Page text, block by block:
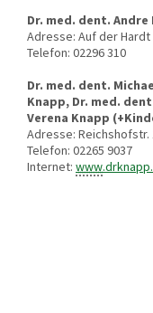
Dr. med. dent.
Adresse: Auf der Hardt
Telefon: 02296 310
Dr. med. dent.
Knapp, Dr. med.
Verena Knapp
Adresse: Reichshofstr.
Telefon: 02265 9037
Internet: www